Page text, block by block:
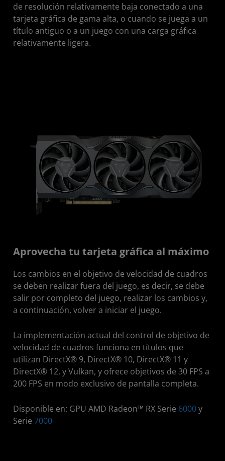
de resolución relativamente baja conectado a una
tarjeta gráfica de gama alta, o cuando se juega a un
título antiguo o a un juego con una carga gráfica
relativamente ligera.
Aprovecha tu tarjeta gráfica al máximo
Los cambios en el objetivo de velocidad de cuadros
se deben realizar fuera del juego, es decir, se debe
salir por completo del juego, realizar los cambios y,
a continuación, volver a iniciar el juego.
La implementación actual del control de objetivo de
velocidad de cuadros funciona en títulos que
utilizan DirectX® 9, DirectX® 10, DirectX® 11 y
DirectX® 12, y Vulkan, y ofrece objetivos de 30 FPS a
200 FPS en modo exclusivo de pantalla completa.
Disponible en: GPU AMD Radeon™ RX Serie 6000y
Serie 7000